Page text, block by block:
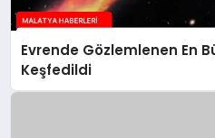
Evrende Gözlemlenen En
Keşfedildi